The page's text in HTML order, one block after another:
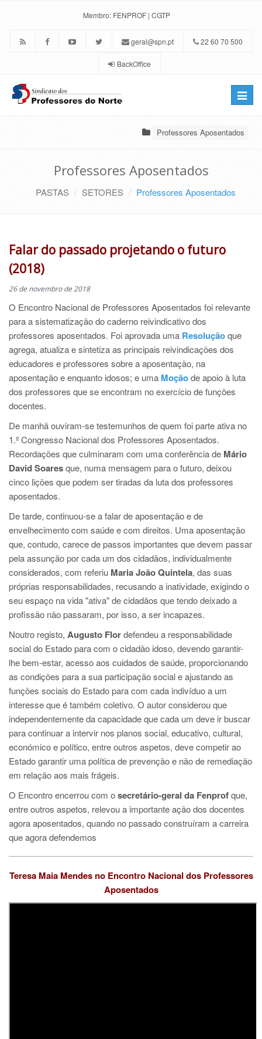
Membro: FENPROF | CGTP
geral@spn.pt 22 60 70 500
BackOffice
Toggle
Professores Aposentados
Professores Aposentados
PASTAS SETORES Professores Aposentados
Falar do passado projetando o futuro
(2018)
26 de novembro de 2018
O Encontro Nacional de Professores Aposentados foi relevante
para a sistematização do caderno reivindicativo dos
professores aposentados. Foi aprovada uma Resoluçãoque
agrega, atualiza e sintetiza as principais reivindicações dos
educadores e professores sobre a aposentação, na
aposentação e enquanto idosos; e uma Moçãode apoio à luta
dos professores que se encontram no exercício de funções
docentes.
De manhã ouviram-se testemunhos de quem foi parte ativa no
1.º Congresso Nacional dos Professores Aposentados.
Recordações que culminaram com uma conferência de Mário
David Soaresque, numa mensagem para o futuro, deixou
cinco lições que podem ser tiradas da luta dos professores
aposentados.
De tarde, continuou-se a falar de aposentação e de
envelhecimento com saúde e com direitos. Uma aposentação
que, contudo, carece de passos importantes que devem passar
pela assunção por cada um dos cidadãos, individualmente
considerados, com referiu Maria João Quintela, das suas
próprias responsabilidades, recusando a inatividade, exigindo o
seu espaço na vida "ativa" de cidadãos que tendo deixado a
profissão não passaram, por isso, a ser incapazes.
Noutro registo, Augusto Flordefendeu a responsabilidade
social do Estado para com o cidadão idoso, devendo garantir-
lhe bem-estar, acesso aos cuidados de saúde, proporcionando
as condições para a sua participação social e ajustando as
funções sociais do Estado para com cada indivíduo a um
interesse que é também coletivo. O autor considerou que
independentemente da capacidade que cada um deve ir buscar
para continuar a intervir nos planos social, educativo, cultural,
económico e político, entre outros aspetos, deve competir ao
Estado garantir uma política de prevenção e não de remediação
em relação aos mais frágeis.
O Encontro encerrou com osecretário-geral da Fenprofque,
entre outros aspetos, relevou a importante ação dos docentes
agora aposentados, quando no passado construíram a carreira
que agora defendemos
Teresa Maia Mendes no Encontro Nacional dos Professores
Aposentados